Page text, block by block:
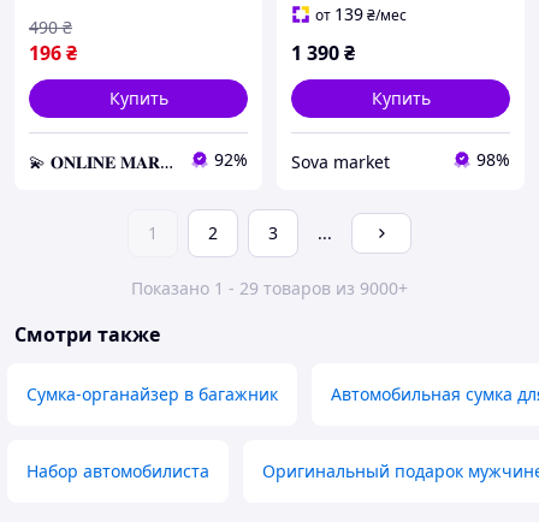
196₴
490 ₴
Купить
💫 𝐎𝐍𝐋𝐈𝐍𝐄 𝐌𝐀𝐑𝐊𝐄𝐓 💫 – Актуальные товары по самым выгодным ценам! 92%
хранения акссесуаров в
65х30х30 см (XL)
от 139₴/мес
1 390₴
Купить
Sova market 98%
1 2 3 ...
Показано 1 - 29 товаров из 9000+
Смотри также
Сумка-органайзер в багажник Автомобильная сумка
Набор автомобилиста Оригинальный подарок